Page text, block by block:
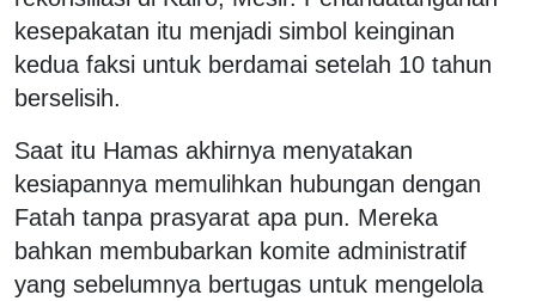
kesepakatan itu menjadi simbol keinginan
kedua faksi untuk berdamai setelah 10 tahun
berselisih.
Saat itu Hamas akhirnya menyatakan
kesiapannya memulihkan hubungan dengan
Fatah tanpa prasyarat apa pun. Mereka
bahkan membubarkan komite administratif
yang sebelumnya bertugas untuk mengelola